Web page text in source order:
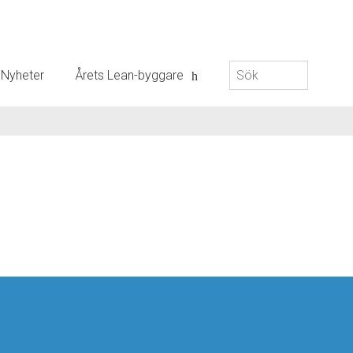
Nyheter Årets Lean-byggare
Sök
efter: